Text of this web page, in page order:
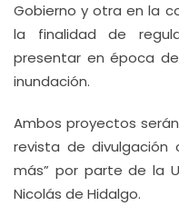
Gobierno y otra en la
la finalidad de
presentar en época
inundación.
Ambos proyectos
revista de divulgación
más” por parte de la
Nicolás de Hidalgo.